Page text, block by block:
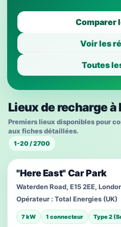
Comparer
Voir les
Toutes
Lieux de recharge à
Premiers lieux disponibles pour
aux fiches détaillées.
1-20 / 2700
"Here East" Car Park
Waterden Road, E15 2EE,
Opérateur : Total Energies (UK)
7 kW 1 connecteur Type 2